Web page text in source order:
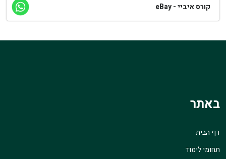
קורס איביי - eBay
באתר
דף הבית
תחומי לימוד